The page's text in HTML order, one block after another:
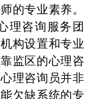
的专业素养。
理咨询服务团
构设置和专业
监区的心理咨
理咨询员并非
欠缺系统的专